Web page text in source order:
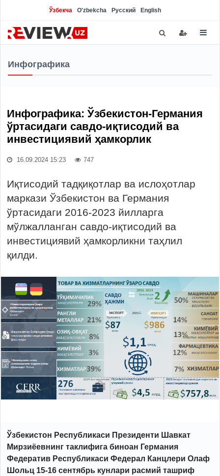
Ўзбекча O'zbekcha Русский English
Инфографика
Инфографика: Ўзбекистон-Германия
ўртасидаги савдо-иқтисодий ва
инвестициявий ҳамкорлик
16.09.2024 15:23 747
Иқтисодий тадқиқотлар ва ислоҳотлар
маркази Ўзбекистон ва Германия
ўртасидаги 2016-2023 йилларга
мўлжалланган савдо-иқтисодий ва
инвестициявий ҳамкорликни таҳлил
қилди.
Ўзбекистон Республикаси Президенти Шавкат
Мирзиёевнинг таклифига биноан Германия
Федератив Республикаси Федерал Канцлери Олаф
Шольц 15-16 сентябрь кунлари расмий ташриф